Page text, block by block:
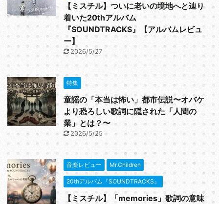
【ミスチル】ついに老いの境地へと辿り
着いた20thアルバム
『SOUNDTRACKS』【アルバムレビュ
ー】
2026/5/27
特集
童謡の「本当は怖い」都市伝説〜オバケ
より恐ろしい歌詞に隠された「人間の
業」とは？〜
2026/5/25
音楽レビュー Mr.Children
20thアルバム『SOUNDTRACKS』
【ミスチル】「memories」歌詞の意味